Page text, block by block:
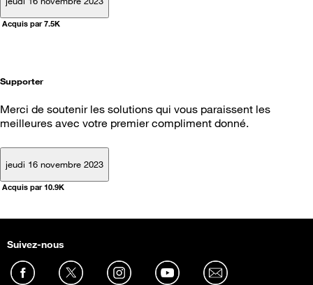
Acquis par 7.5K
Supporter
Merci de soutenir les solutions qui vous paraissent les
meilleures avec votre premier compliment donné.
jeudi 16 novembre 2023
Acquis par 10.9K
Suivez-nous